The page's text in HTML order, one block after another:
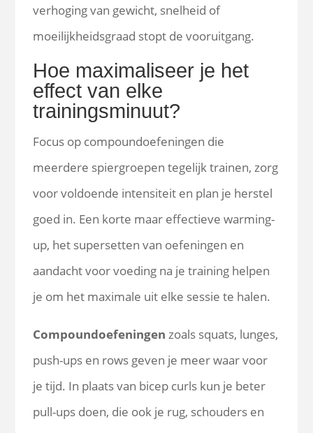
verhoging van gewicht, snelheid of
moeilijkheidsgraad stopt de vooruitgang.
Hoe maximaliseer je het
effect van elke
trainingsminuut?
Focus op compoundoefeningen die
meerdere spiergroepen tegelijk trainen, zorg
voor voldoende intensiteit en plan je herstel
goed in. Een korte maar effectieve warming-
up, het supersetten van oefeningen en
aandacht voor voeding na je training helpen
je om het maximale uit elke sessie te halen.
Compoundoefeningen zoals squats, lunges,
push-ups en rows geven je meer waar voor
je tijd. In plaats van bicep curls kun je beter
pull-ups doen, die ook je rug, schouders en